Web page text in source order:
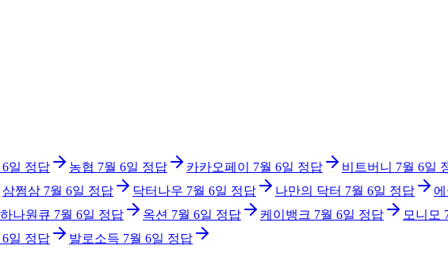
일 정답 농협 7월 6일 정답 카카오페이 7월 6일 정답 비트버니 7월 6일
삼쩜삼 7월 6일 정답 닥터나우 7월 6일 정답 나만의 닥터 7월 6일 정답
나원큐 7월 6일 정답 옥션 7월 6일 정답 케이뱅크 7월 6일 정답 모니모
일 정답 발로소득 7월 6일 정답